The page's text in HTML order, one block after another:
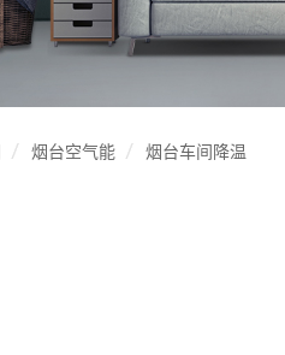
烟台空气能 烟台车间降温